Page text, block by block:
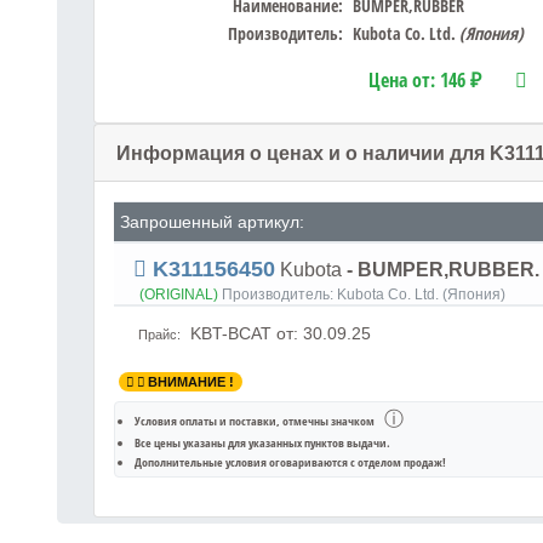
Наименование: BUMPER,RUBBER
Производитель: Kubota Co. Ltd. (Япония)
Цена от: 146 ₽
Информация о ценах и о наличии для
Запрошенный артикул:
K311156450 Kubota - BUMPER,RUBBER.
(ORIGINAL)Производитель: Kubota Co. Ltd. (Япония)
Прайс: KBT-BCAT от: 30.09.25
ВНИМАНИЕ !
Условия оплаты и поставки , отмечны значком ⓘ
Все цены указаны дляуказанных пунктов выдачи.
Дополнительные условия оговариваются с отделом продаж!